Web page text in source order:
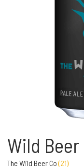
Wild
The Wild Beer Co(21)